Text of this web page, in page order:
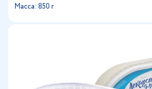
Масса: 850 г